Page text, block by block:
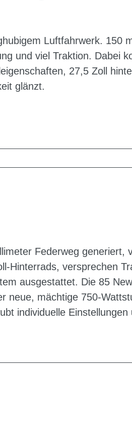
Luftfahrwerk. 150
und viel Traktion. Dabei
27,5 Zoll
glänzt.
Federweg generiert,
Hinterrads, versprechen
ausgestattet. Die 85
neue, mächtige 750-
individuelle Einstellungen